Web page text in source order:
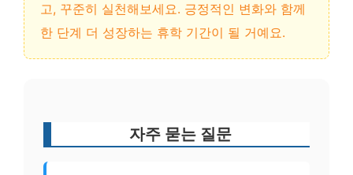
고, 꾸준히 실천해보세요. 긍정적인 변화와 함께
한 단계 더 성장하는 휴학 기간이 될 거예요.
자주 묻는 질문